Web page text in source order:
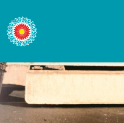
Bicentenario